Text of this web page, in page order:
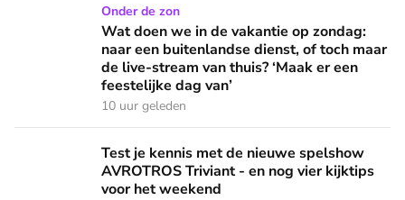
Wat doen we in de vakantie op zondag: naar een
Onder de zon
Wat doen we in de vakantie op zondag:
naar een buitenlandse dienst, of toch maar
de live-stream van thuis? ‘Maak er een
feestelijke dag van’
10 uur geleden
Test je kennis met de nieuwe spelshow AVROTROS
Test je kennis met de nieuwe spelshow
AVROTROS Triviant - en nog vier kijktips
voor het weekend